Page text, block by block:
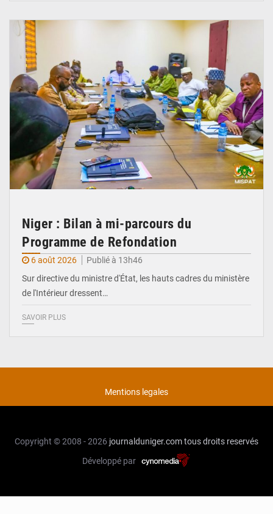
Niger : Bilan à mi-parcours du
Programme de Refondation
6 août 2026
Publié à 13h46
Sur directive du ministre d'État, les hauts cadres du ministère
de l'Intérieur dressent…
SAVOIR PLUS
Mentions legales
Copyright © 2008 - 2026 journalduniger.comtous droits reservés
Développé par